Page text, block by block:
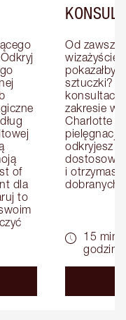
of
dla
to
Od zawsze
wizażyście
pokazałby
sztuczki?
zakresie
Charlotte
pielęgnacji
odkryjesz
i otrzymasz
dobranych
15
godziny